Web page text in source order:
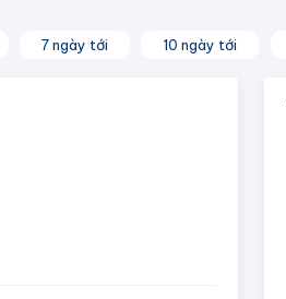
7 ngày tới 10 ngày tới